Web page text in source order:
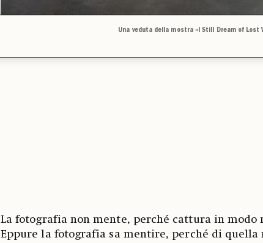
Una veduta della mostra «I Still Dream of Lost
La fotografia non mente, perché cattura in modo
Eppure la fotografia sa mentire, perché di quella